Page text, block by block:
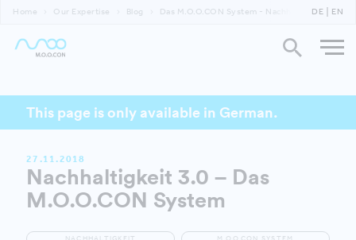
Home Our Expertise Blog Das M.O.O.CON System - Nachhaltigkeit 3.0
DE EN
This page is only available in German.
27.11.2018
Nachhaltigkeit 3.0 – Das
M.O.O.CON System
NACHHALTIGKEIT M.O.O.CON SYSTEM